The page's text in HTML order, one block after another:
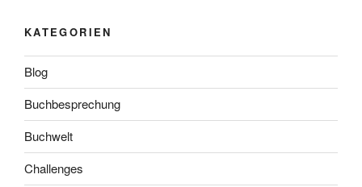
KATEGORIEN
Blog
Buchbesprechung
Buchwelt
Challenges